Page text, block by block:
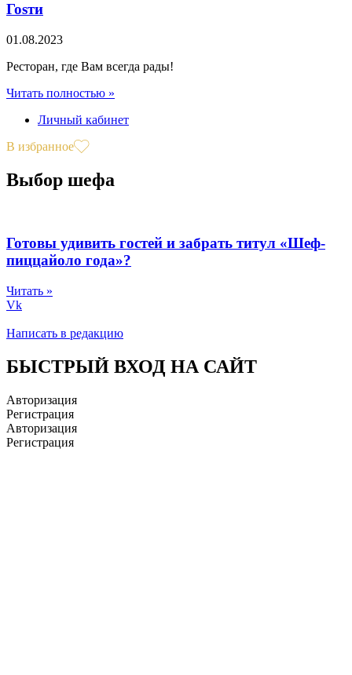
Гоsти
01.08.2023
Ресторан, где Вам всегда рады!
Читать полностью »
Личный кабинет
В избранное
Выбор шефа
Готовы удивить гостей и забрать титул «Шеф-
пиццайоло года»?
Читать »
Vk
Написать в редакцию
БЫСТРЫЙ ВХОД НА САЙТ
Авторизация
Регистрация
Авторизация
Регистрация